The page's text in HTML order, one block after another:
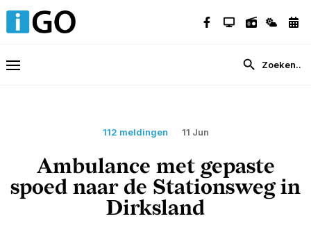
112 meldingen 11 Jun
Ambulance met gepaste
spoed naar de Stationsweg in
Dirksland